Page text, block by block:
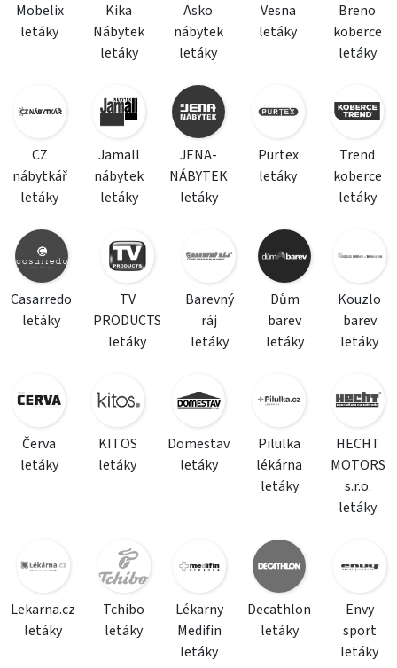
Mobelix
letáky
Kika
Nábytek
letáky
Asko
nábytek
letáky
Vesna
letáky
Breno
koberce
letáky
CZ
nábytkář
letáky
Jamall
nábytek
letáky
JENA-
NÁBYTEK
letáky
Purtex
letáky
Trend
koberce
letáky
Casarredo
letáky
TV
PRODUCTS
letáky
Barevný
ráj
letáky
Dům
barev
letáky
Kouzlo
barev
letáky
Červa
letáky
KITOS
letáky
Domestav
letáky
Pilulka
lékárna
letáky
HECHT
MOTORS
s.r.o.
letáky
Lekarna.cz
letáky
Tchibo
letáky
Lékarny
Medifin
letáky
Decathlon
letáky
Envy
sport
letáky